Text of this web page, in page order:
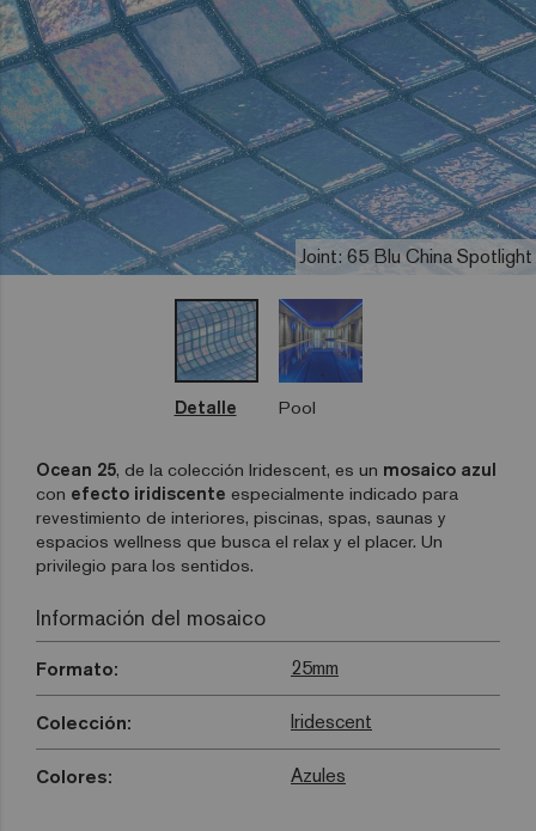
Joint: 65 Blu China Spotlight
Detalle Pool
Ocean 25, de la colección Iridescent, es un mosaico azul
con efecto iridiscente especialmente indicado para
revestimiento de interiores, piscinas, spas, saunas y
espacios wellness que busca el relax y el placer. Un
privilegio para los sentidos.
Información del mosaico
Formato: 25mm
Colección: Iridescent
Colores: Azules